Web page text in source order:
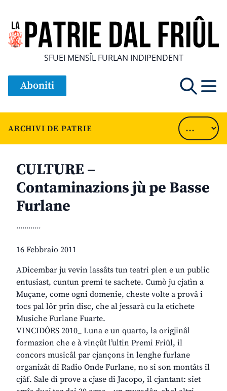
SFUEI MENSÎL FURLAN INDIPENDENT
Aboniti
ARCHIVI DE PATRIE
CULTURE –
Contaminazions jù pe Basse
Furlane
............
16 Febbraio 2011
ADicembar ju vevin lassâts tun teatri plen e un public
entusiast, cuntun premi te sachete. Cumò ju cjatìn a
Muçane, come ogni domenie, cheste volte a provâ i
tocs pal lôr prin disc, che al jessarà cu la etichete
Musiche Furlane Fuarte.
VINCIDÔRS 2010_ Luna e un quarto, la origjinâl
formazion che e à vinçût l’ultin Premi Friûl, il
concors musicâl par cjançons in lenghe furlane
organizât di Radio Onde Furlane, no si son montâts il
cjâf. Sale di prove a cjase di Jacopo, il cjantant: siet